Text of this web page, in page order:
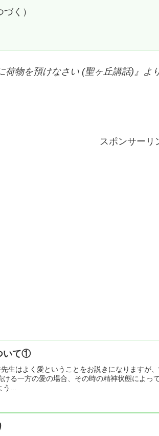
づく）
荷物を預けなさい (聖ヶ丘講話) 』よ
スポンサーリ
いて①
先生はよく愛ということをお説きになりますが
ける一方の愛の場合、その時の精神状態によっ
...